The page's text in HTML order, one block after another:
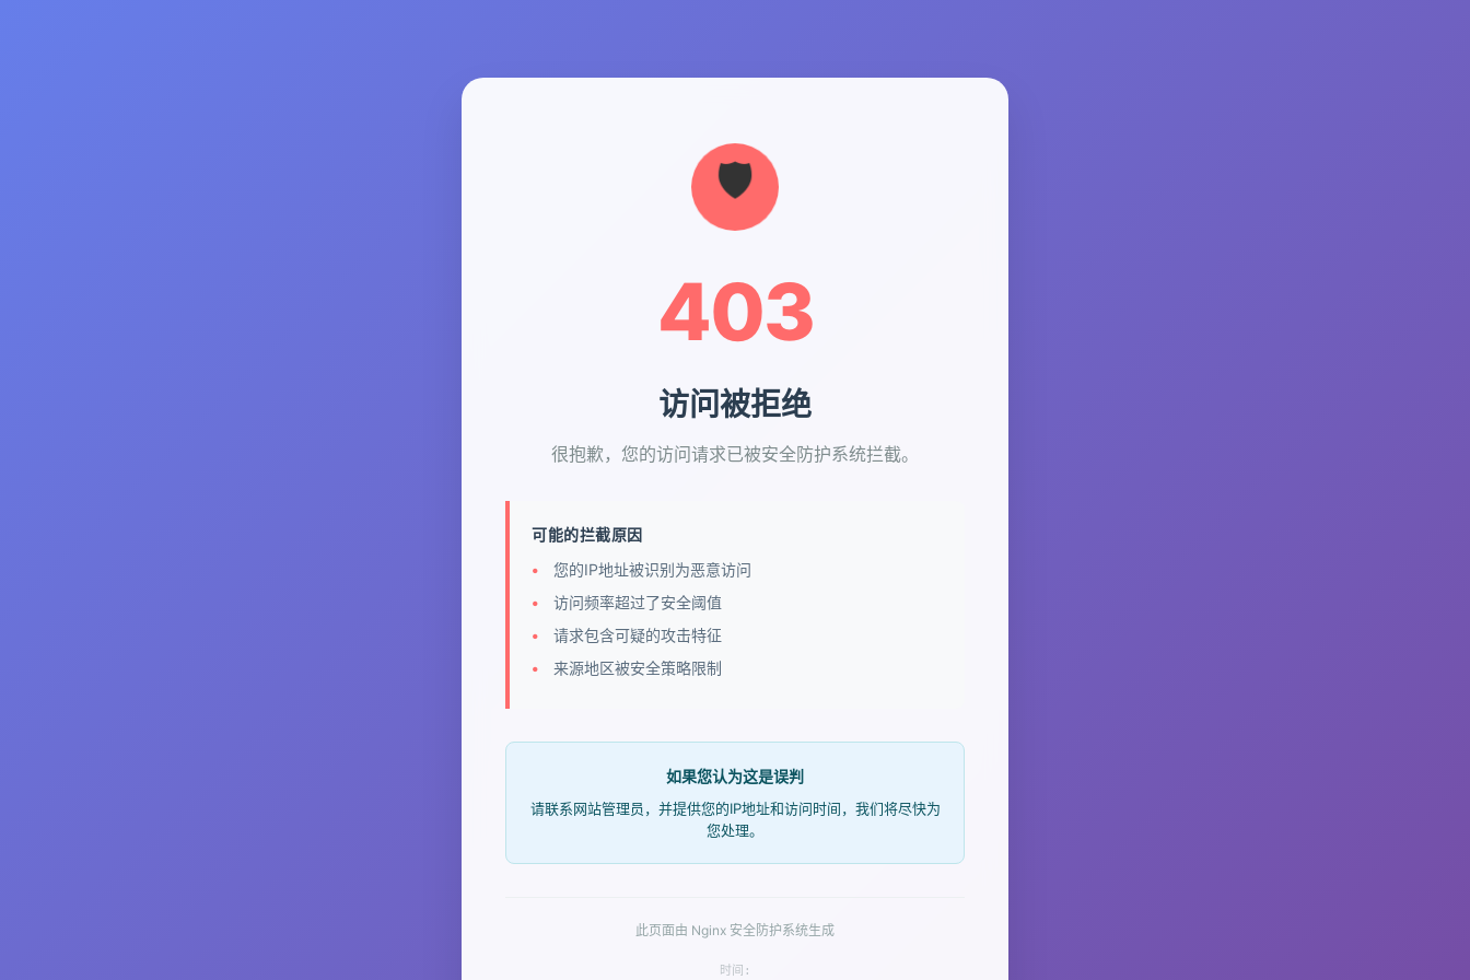
403
访问被拒绝
很抱歉，您的访问请求已被安全防护系统拦截。
可能的拦截原因
您的IP地址被识别为恶意访问
访问频率超过了安全阈值
请求包含可疑的攻击特征
来源地区被安全策略限制
如果您认为这是误判
请联系网站管理员，并提供您的IP地址和访问时间，我们将尽快为
您处理。
此页面由 Nginx 安全防护系统生成
时间: